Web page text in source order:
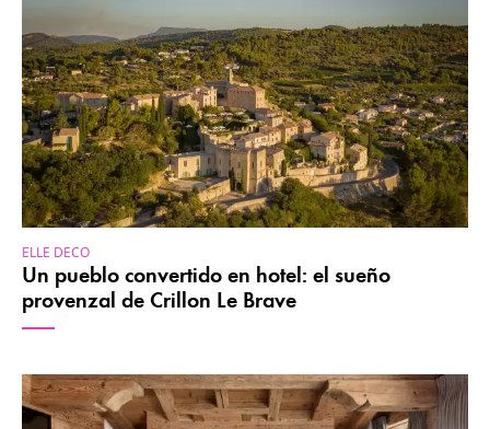
ELLE DECO
Un pueblo convertido en hotel: el sueño
provenzal de Crillon Le Brave